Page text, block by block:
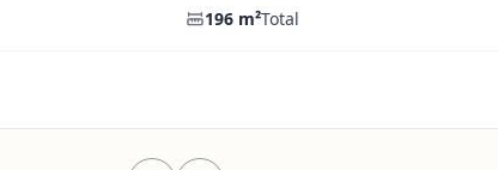
196 m²Total